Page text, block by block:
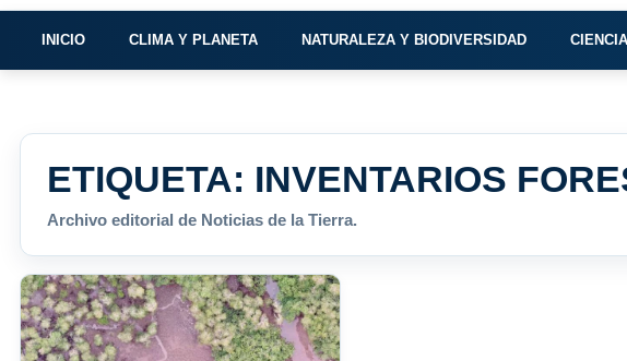
INICIO CLIMA Y PLANETA NATURALEZA Y BIODIVERSIDAD
ETIQUETA: INVENTARIOS
Archivo editorial de Noticias de la Tierra.